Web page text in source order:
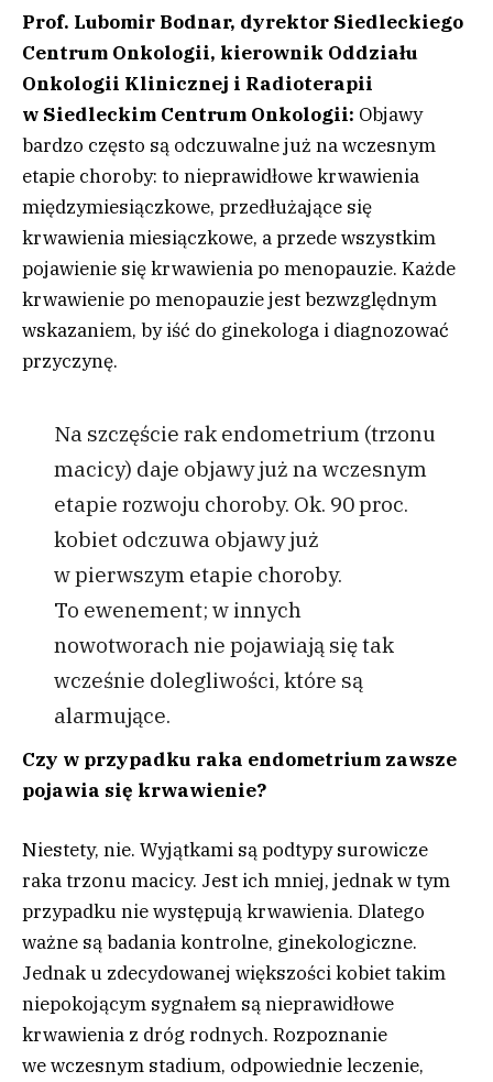
Prof. Lubomir Bodnar, dyrektor Siedleckiego
Centrum Onkologii, kierownik Oddziału
Onkologii Klinicznej i Radioterapii
w Siedleckim Centrum Onkologii: Objawy
bardzo często są odczuwalne już na wczesnym
etapie choroby: to nieprawidłowe krwawienia
międzymiesiączkowe, przedłużające się
krwawienia miesiączkowe, a przede wszystkim
pojawienie się krwawienia po menopauzie. Każde
krwawienie po menopauzie jest bezwzględnym
wskazaniem, by iść do ginekologa i diagnozować
przyczynę.
Na szczęście rak endometrium (trzonu
macicy) daje objawy już na wczesnym
etapie rozwoju choroby. Ok. 90 proc.
kobiet odczuwa objawy już
w pierwszym etapie choroby.
To ewenement; w innych
nowotworach nie pojawiają się tak
wcześnie dolegliwości, które są
alarmujące.
Czy w przypadku raka endometrium zawsze
pojawia się krwawienie?
Niestety, nie. Wyjątkami są podtypy surowicze
raka trzonu macicy. Jest ich mniej, jednak w tym
przypadku nie występują krwawienia. Dlatego
ważne są badania kontrolne, ginekologiczne.
Jednak u zdecydowanej większości kobiet takim
niepokojącym sygnałem są nieprawidłowe
krwawienia z dróg rodnych. Rozpoznanie
we wczesnym stadium, odpowiednie leczenie,